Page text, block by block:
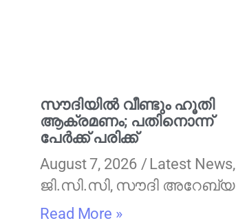
സൗദിയിൽ വീണ്ടും ഹൂതി
ആക്രമണം; പതിനൊന്ന്
പേർക്ക് പരിക്ക്
August 7, 2026
Latest News,
ജി.സി.സി, സൗദി അറേബ്യ
Read More »